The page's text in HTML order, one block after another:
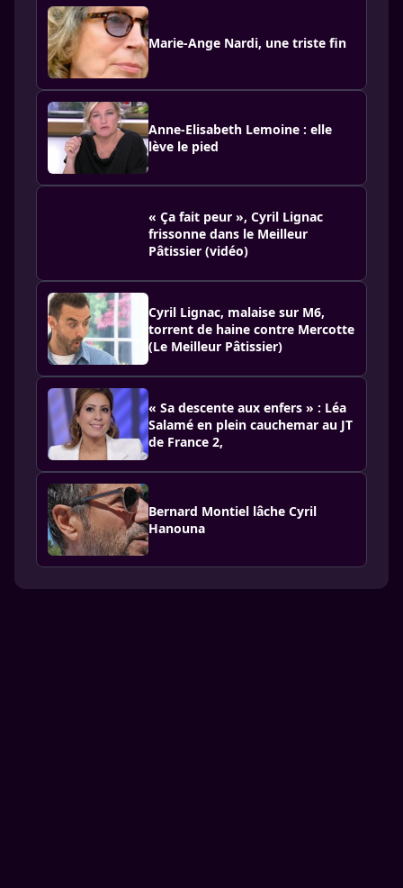
Marie-Ange Nardi, une triste fin
Anne-Elisabeth Lemoine : elle
lève le pied
« Ça fait peur », Cyril Lignac
frissonne dans le Meilleur
Pâtissier (vidéo)
Cyril Lignac, malaise sur M6,
torrent de haine contre Mercotte
(Le Meilleur Pâtissier)
« Sa descente aux enfers » : Léa
Salamé en plein cauchemar au JT
de France 2,
Bernard Montiel lâche Cyril
Hanouna